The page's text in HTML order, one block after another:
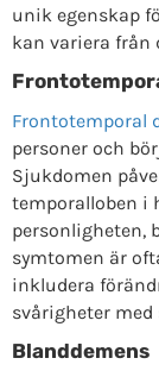
unik egenskap
kan variera från
Frontotemporal
personer och
Sjukdomen
temporalloben i
personligheten,
symtomen är
inkludera
svårigheter med
Blanddemens